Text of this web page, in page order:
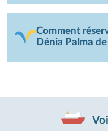
Comment
Dénia Palma